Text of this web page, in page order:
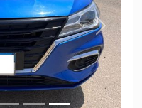
P
r
e
v
i